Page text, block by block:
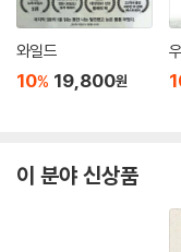
와일드
10% 19,800원
이 분야 신상품